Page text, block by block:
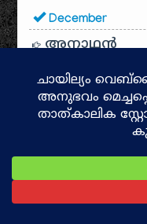
December
അനാഥന്‍
നാം
പ്രശ്‌നവും
November
റ്റകാരം